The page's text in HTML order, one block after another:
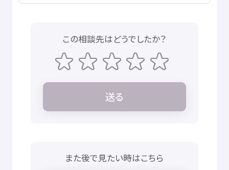
この相談先はどうでしたか？
送る
また後で見たい時はこちら